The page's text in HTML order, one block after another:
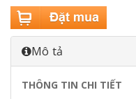
Mô tả
THÔNG TIN CHI TIẾT